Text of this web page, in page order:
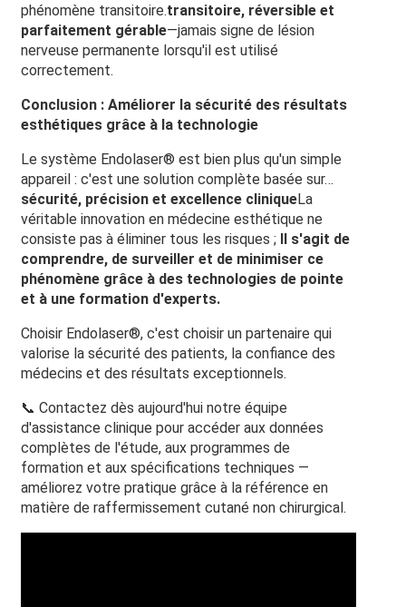
phénomène transitoire.transitoire, réversible et
parfaitement gérable—jamais signe de lésion
nerveuse permanente lorsqu'il est utilisé
correctement.
Conclusion : Améliorer la sécurité des résultats
esthétiques grâce à la technologie
Le système Endolaser® est bien plus qu'un simple
appareil : c'est une solution complète basée sur…
sécurité, précision et excellence cliniqueLa
véritable innovation en médecine esthétique ne
consiste pas à éliminer tous les risques ; Il s'agit de
comprendre, de surveiller et de minimiser ce
phénomène grâce à des technologies de pointe
et à une formation d'experts.
Choisir Endolaser®, c'est choisir un partenaire qui
valorise la sécurité des patients, la confiance des
médecins et des résultats exceptionnels.
📞 Contactez dès aujourd'hui notre équipe
d'assistance clinique pour accéder aux données
complètes de l'étude, aux programmes de
formation et aux spécifications techniques —
améliorez votre pratique grâce à la référence en
matière de raffermissement cutané non chirurgical.